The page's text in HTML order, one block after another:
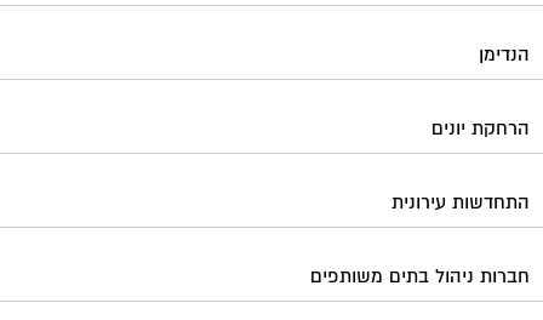
הנדימן
הרחקת יונים
התחדשות עירונית
חברות ניהול בתים משותפים